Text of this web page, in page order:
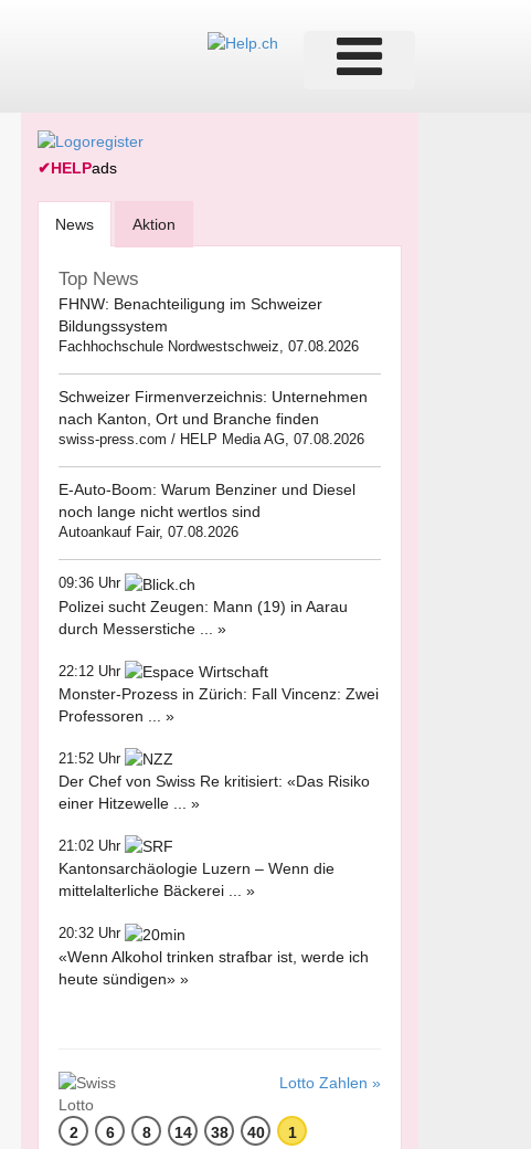
✔HELPads
News Aktion
Top News
FHNW: Benachteiligung im Schweizer
Bildungssystem
Fachhochschule Nordwestschweiz, 07.08.2026
Schweizer Firmenverzeichnis: Unternehmen
nach Kanton, Ort und Branche finden
swiss-press.com / HELP Media AG, 07.08.2026
E-Auto-Boom: Warum Benziner und Diesel
noch lange nicht wertlos sind
Autoankauf Fair, 07.08.2026
09:36 Uhr
Polizei sucht Zeugen: Mann (19) in Aarau
durch Messerstiche ... »
22:12 Uhr
Monster-Prozess in Zürich: Fall Vincenz: Zwei
Professoren ... »
21:52 Uhr
Der Chef von Swiss Re kritisiert: «Das Risiko
einer Hitzewelle ... »
21:02 Uhr
Kantonsarchäologie Luzern – Wenn die
mittelalterliche Bäckerei ... »
20:32 Uhr
«Wenn Alkohol trinken strafbar ist, werde ich
heute sündigen» »
Lotto Zahlen »
2 6 8 14 38 40 1